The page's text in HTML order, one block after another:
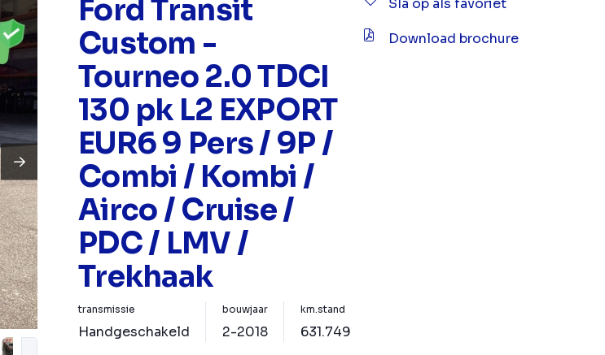
Ford Transit
Custom -
Tourneo 2.0 TDCI
130 pk L2 EXPORT
EUR6 9 Pers / 9P /
Combi / Kombi /
Airco / Cruise /
PDC / LMV /
Trekhaak
Sla op als favoriet
Download brochure
transmissie
Handgeschakeld
bouwjaar
2-2018
km.stand
631.749